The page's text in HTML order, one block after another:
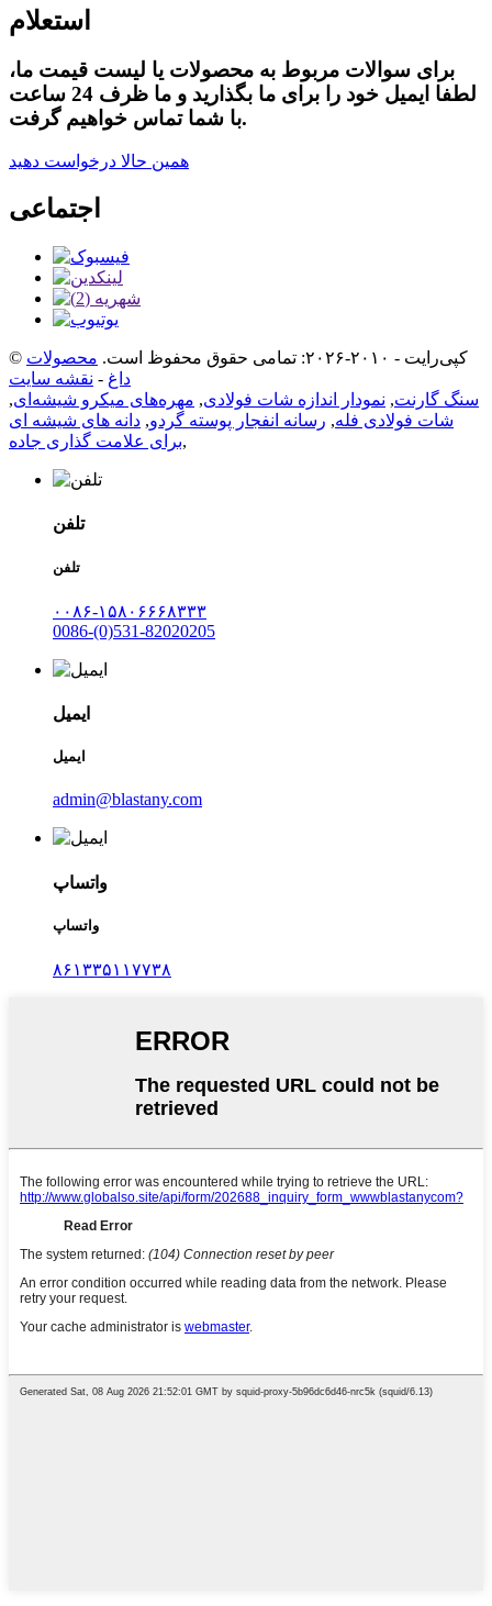
استعلام
برای سوالات مربوط به محصولات یا لیست قیمت ما،
لطفا ایمیل خود را برای ما بگذارید و ما ظرف 24 ساعت
با شما تماس خواهیم گرفت.
همین حالا درخواست دهید
اجتماعی
© کپی‌رایت - ۲۰۱۰-۲۰۲۶: تمامی حقوق محفوظ است.
محصولات
داغ - نقشه سایت
سنگ گارنت, نمودار اندازه شات فولادی, مهره‌های میکرو شیشه‌ای,
شات فولادی فله, رسانه انفجار پوسته گردو, دانه های شیشه ای
برای علامت گذاری جاده,
تلفن
تلفن
۰۰۸۶-۱۵۸۰۶۶۶۸۳۳۳
0086-(0)531-82020205
ایمیل
ایمیل
admin@blastany.com
واتساپ
واتساپ
۸۶۱۳۳۵۱۱۷۷۳۸